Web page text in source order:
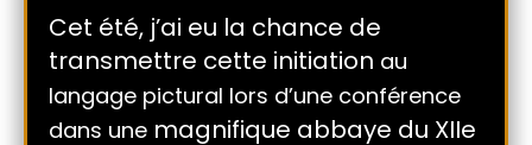
Cet été, j’ai eu la chance de
transmettre cette initiation au
langage pictural lors d’une conférence
dans une magnifique abbaye du XIIe